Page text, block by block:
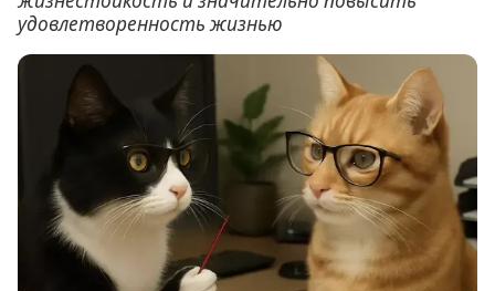
удовлетворенность жизнью